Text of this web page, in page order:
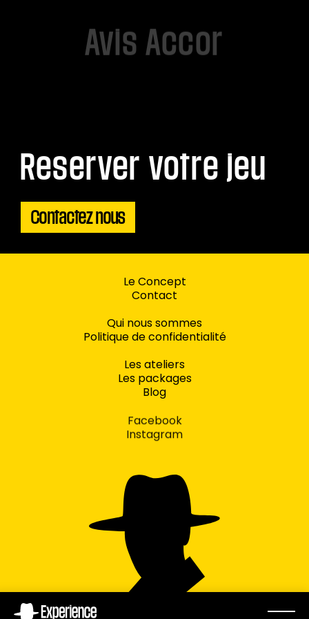
concept
Avis Accor
Reserver votre jeu
Contactez nous
Le Concept
Contact
Qui nous sommes
Politique de confidentialité
Les ateliers
Les packages
Blog
Facebook
Instagram